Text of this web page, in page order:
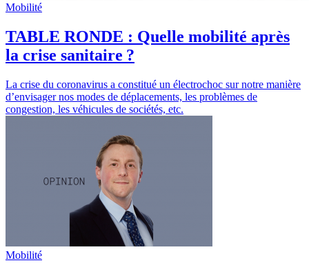
Mobilité
TABLE RONDE : Quelle mobilité après
la crise sanitaire ?
La crise du coronavirus a constitué un électrochoc sur notre manière
d’envisager nos modes de déplacements, les problèmes de
congestion, les véhicules de sociétés, etc.
Mobilité